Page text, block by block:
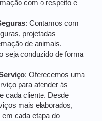
com o respeito e
: Contamos com
projetadas
de animais.
seja conduzido de forma
: Oferecemos uma
para atender às
cada cliente. Desde
mais elaborados,
cada etapa do